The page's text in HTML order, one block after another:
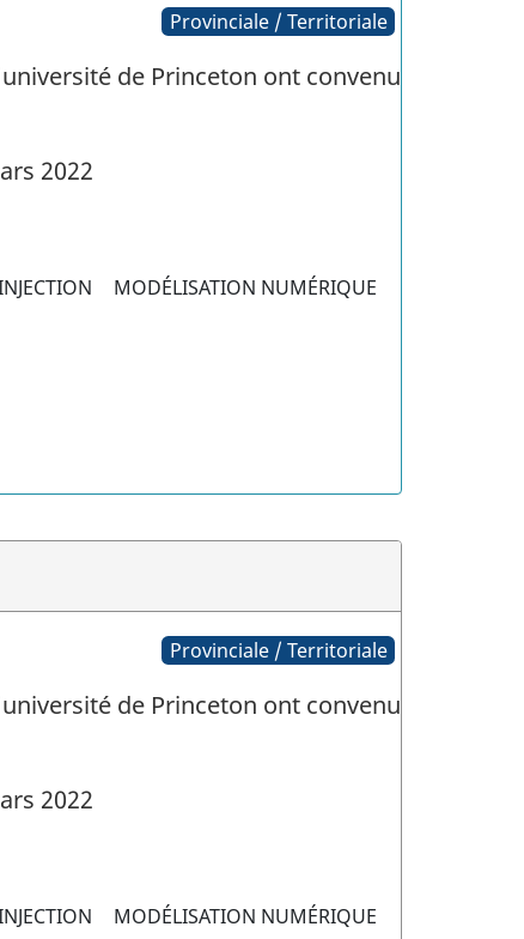
Provinciale / Territoriale
de Princeton ont convenu
2022
MODÉLISATION NUMÉRIQUE
Provinciale / Territoriale
de Princeton ont convenu
2022
MODÉLISATION NUMÉRIQUE